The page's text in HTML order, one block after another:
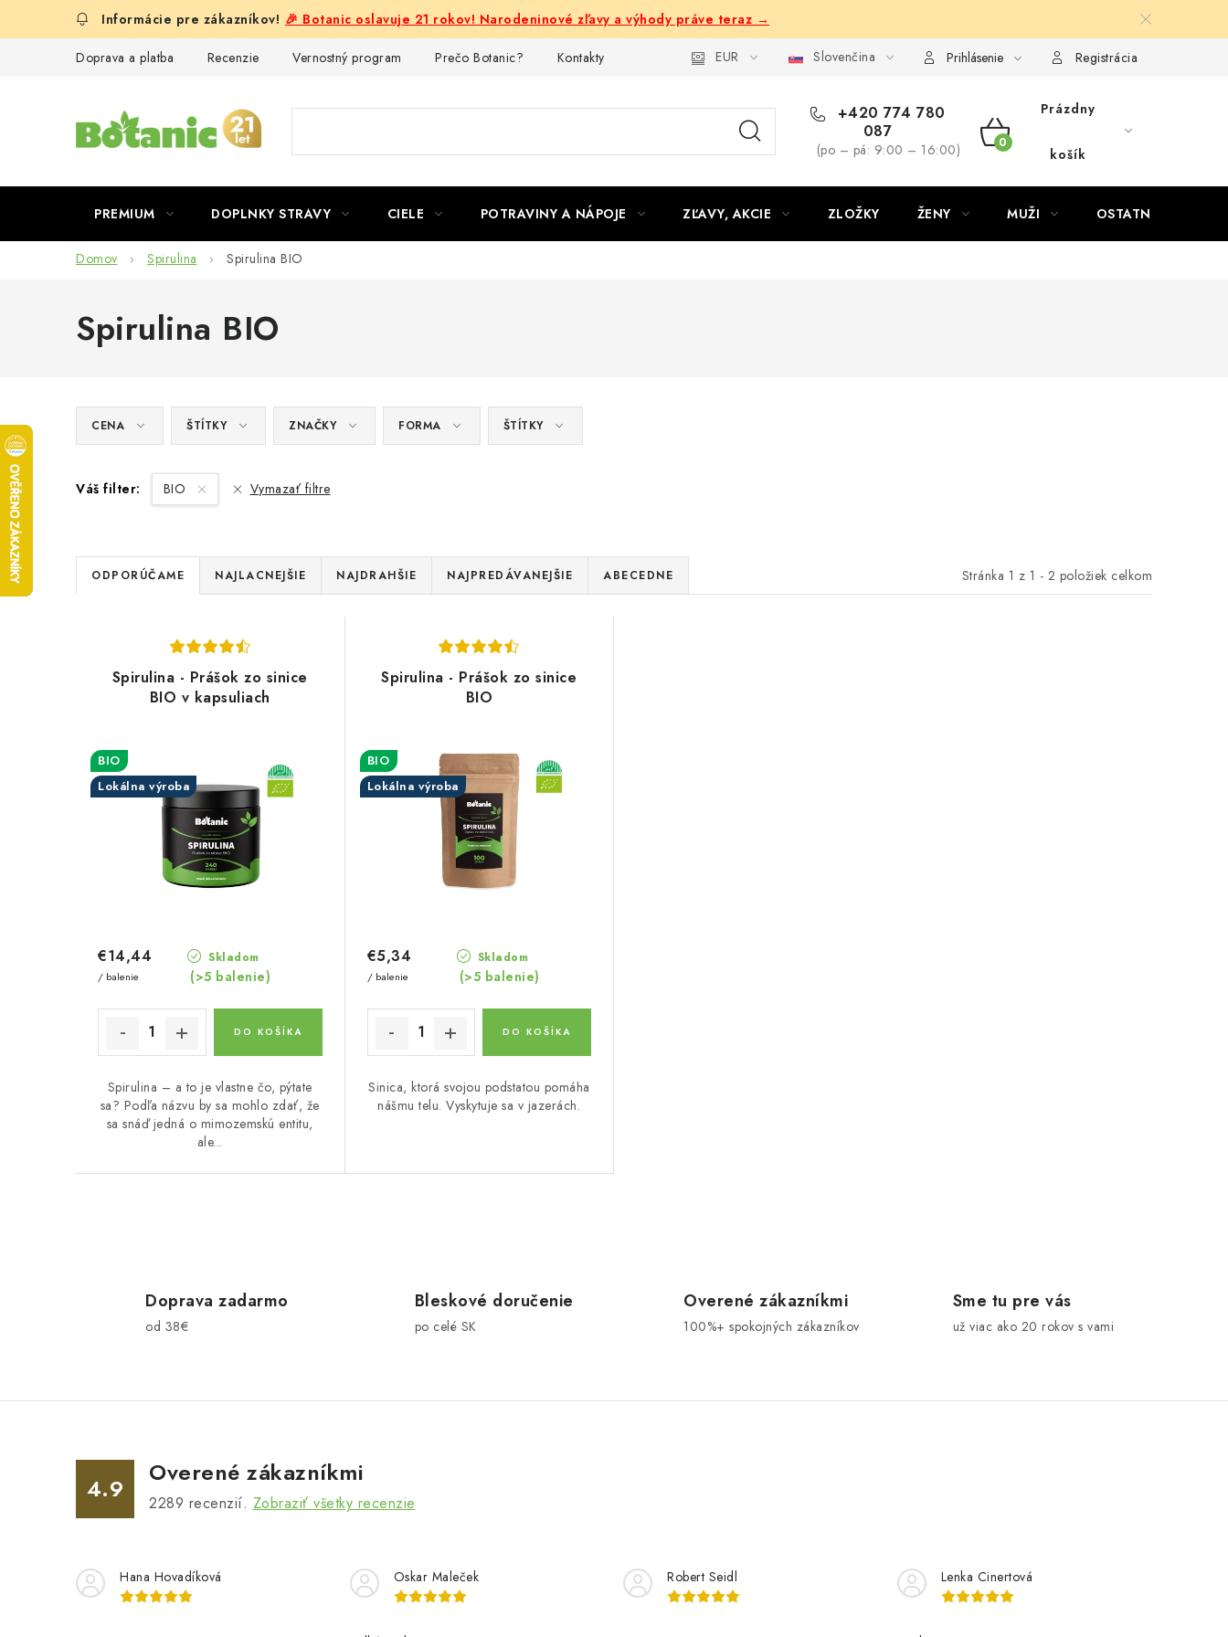
🎉 Botanic oslavuje 21 rokov! Narodeninové zľavy a výhody práve teraz →
Doprava a platba Recenzie Vernostný program Prečo Botanic? Kontakty EUR Slovenčina Prihlásenie Registrácia
+420 774 780
087
(po – pá: 9:00 – 16:00)
NÁKUPNÝ
Prázdny
košík
PREMIUM DOPLNKY STRAVY CIELE POTRAVINY A NÁPOJE ZĽAVY, AKCIE ZLOŽKY ŽENY MUŽI OSTATNÉ
Domov Spirulina Spirulina BIO
Spirulina BIO
CENA ŠTÍTKY ZNAČKY FORMA ŠTÍTKY
Váš filter: BIO Vymazať filtre
Stránka 1 z 1 - 2 položiek celkom
R
a
e
ODPORÚČAME NAJLACNEJŠIE NAJDRAHŠIE NAJPREDÁVANEJŠIE ABECEDNE
p
Spirulina - Prášok zo sinice
BIO v kapsuliach
BIO
Lokálna výroba
Skladom
(>5 balenie)
€14,44
/ balenie
DO KOŠÍKA
Spirulina – a to je vlastne čo, pýtate
sa? Podľa názvu by sa mohlo zdať, že
sa snáď jedná o mimozemskú entitu,
ale...
Spirulina - Prášok zo sinice
BIO
BIO
Lokálna výroba
Skladom
(>5 balenie)
€5,34
/ balenie
DO KOŠÍKA
Sinica, ktorá svojou podstatou pomáha
nášmu telu. Vyskytuje sa v jazerách.
a
i
e
p
v
k
Doprava zadarmo
od 38€
Bleskové doručenie
po celé SK
Overené zákazníkmi
100%+ spokojných zákazníkov
Sme tu pre vás
už viac ako 20 rokov s vami
4.9
Overené zákazníkmi
2289 recenzií. Zobraziť všetky recenzie
Hana Hovadíková Oskar Maleček Robert Seidl Lenka Cinertová